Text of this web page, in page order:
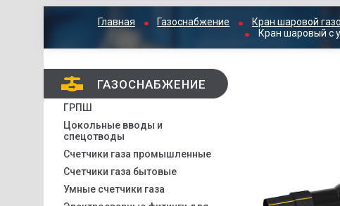
Главная Газоснабжение Кран шаровой
Кран шаровый с
ГАЗОСНАБЖЕНИЕ
ГРПШ
Цокольные вводы и
спецотводы
Счетчики газа промышленные
Счетчики газа бытовые
Умные счетчики газа